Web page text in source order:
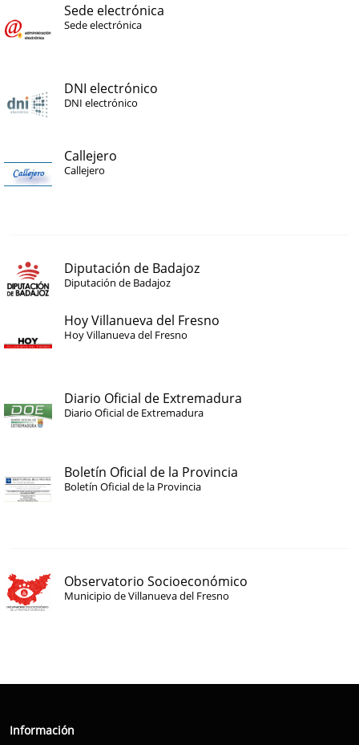
Sede electrónica
Sede electrónica
DNI electrónico
DNI electrónico
Callejero
Callejero
Diputación de Badajoz
Diputación de Badajoz
Hoy Villanueva del Fresno
Hoy Villanueva del Fresno
Diario Oficial de Extremadura
Diario Oficial de Extremadura
Boletín Oficial de la Provincia
Boletín Oficial de la Provincia
Observatorio Socioeconómico
Municipio de Villanueva del Fresno
Información